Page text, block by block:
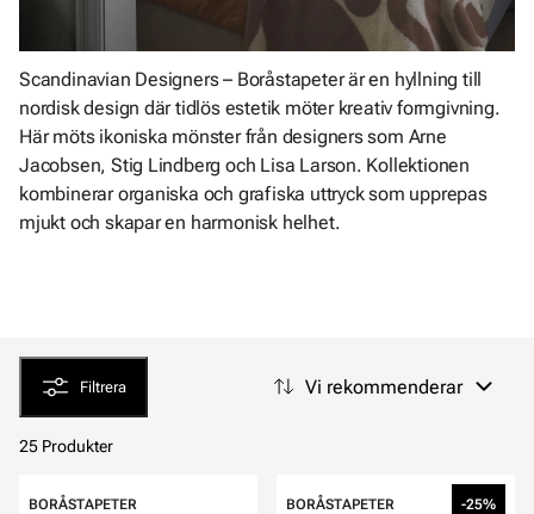
Scandinavian Designers – Boråstapeter är en hyllning till
nordisk design där tidlös estetik möter kreativ formgivning.
Här möts ikoniska mönster från designers som Arne
Jacobsen, Stig Lindberg och Lisa Larson. Kollektionen
kombinerar organiska och grafiska uttryck som upprepas
mjukt och skapar en harmonisk helhet.
Filtrera Vi rekommenderar
25 Produkter
BORÅSTAPETER BORÅSTAPETER -25%